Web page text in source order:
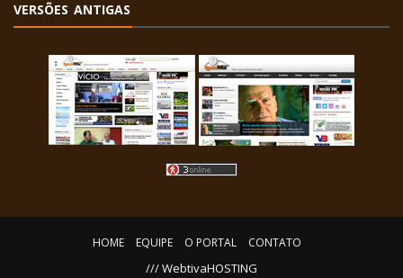
VERSÕES ANTIGAS
HOME EQUIPE O PORTAL CONTATO
/// WebtivaHOSTING